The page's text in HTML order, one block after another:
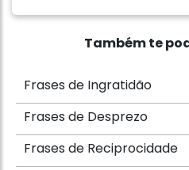
Também te
Frases de Ingratidão
Frases de Desprezo
Frases de Reciprocidade